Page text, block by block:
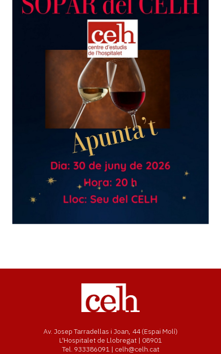
Av. Josep Tarradellas i Joan, 44 (Espai Molí)
L'Hospitalet de Llobregat | 08901
Tel. 933386091 | celh@celh.cat